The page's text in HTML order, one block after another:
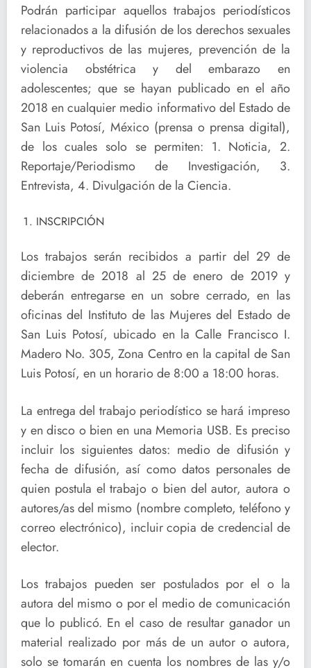
Podrán participar aquellos trabajos periodísticos
relacionados a la difusión de los derechos sexuales
y reproductivos de las mujeres, prevención de la
violencia obstétrica y del embarazo en
adolescentes; que se hayan publicado en el año
2018 en cualquier medio informativo del Estado de
San Luis Potosí, México (prensa o prensa digital),
de los cuales solo se permiten: 1. Noticia, 2.
Reportaje/Periodismo de Investigación, 3.
Entrevista, 4. Divulgación de la Ciencia.
INSCRIPCIÓN
Los trabajos serán recibidos a partir del 29 de
diciembre de 2018 al 25 de enero de 2019 y
deberán entregarse en un sobre cerrado, en las
oficinas del Instituto de las Mujeres del Estado de
San Luis Potosí, ubicado en la Calle Francisco I.
Madero No. 305, Zona Centro en la capital de San
Luis Potosí, en un horario de 8:00 a 18:00 horas.
La entrega del trabajo periodístico se hará impreso
y en disco o bien en una Memoria USB. Es preciso
incluir los siguientes datos: medio de difusión y
fecha de difusión, así como datos personales de
quien postula el trabajo o bien del autor, autora o
autores/as del mismo (nombre completo, teléfono y
correo electrónico), incluir copia de credencial de
elector.
Los trabajos pueden ser postulados por el o la
autora del mismo o por el medio de comunicación
que lo publicó. En el caso de resultar ganador un
material realizado por más de un autor o autora,
solo se tomarán en cuenta los nombres de las y/o